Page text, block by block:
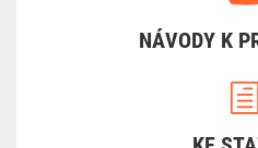
NÁVODY K